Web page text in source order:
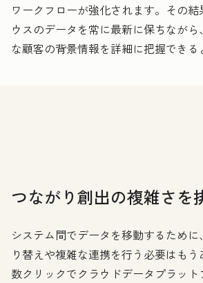
ワークフローが強化されます。その
ウスのデータを常に最新に保ちなが
な顧客の背景情報を詳細に把握できる
つながり創出の複雑さを
システム間でデータを移動するため
り替えや複雑な連携を行う必要はも
数クリックでクラウドデータプラッ